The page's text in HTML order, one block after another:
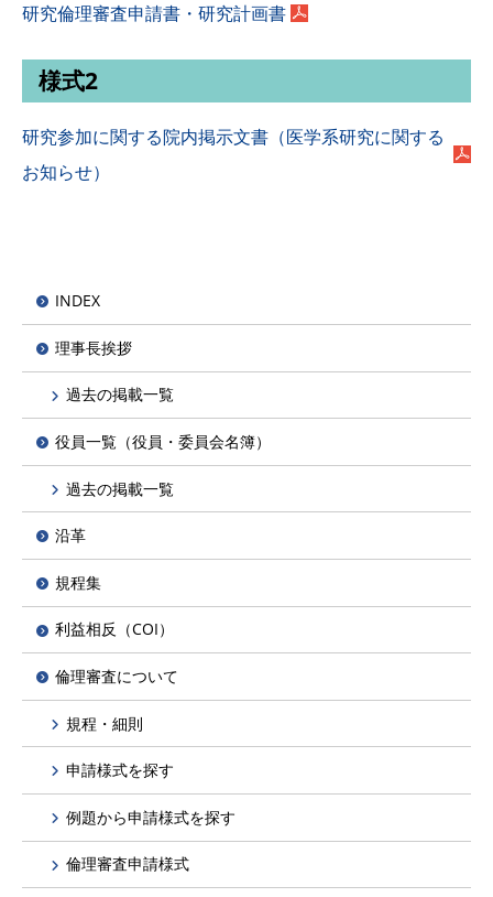
研究倫理審査申請書・研究計画書
様式2
研究参加に関する院内掲示文書（医学系研究に関する
お知らせ）
INDEX
理事長挨拶
過去の掲載一覧
役員一覧（役員・委員会名簿）
過去の掲載一覧
沿革
規程集
利益相反（COI）
倫理審査について
規程・細則
申請様式を探す
例題から申請様式を探す
倫理審査申請様式